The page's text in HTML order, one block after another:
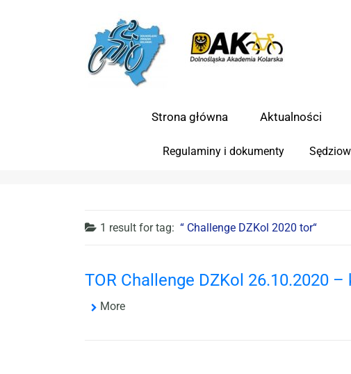
Strona główna Aktualności
Regulaminy i dokumenty
1 result fortag: Challenge DZKol 2020 tor
TOR Challenge DZKol 26.10.2020
More